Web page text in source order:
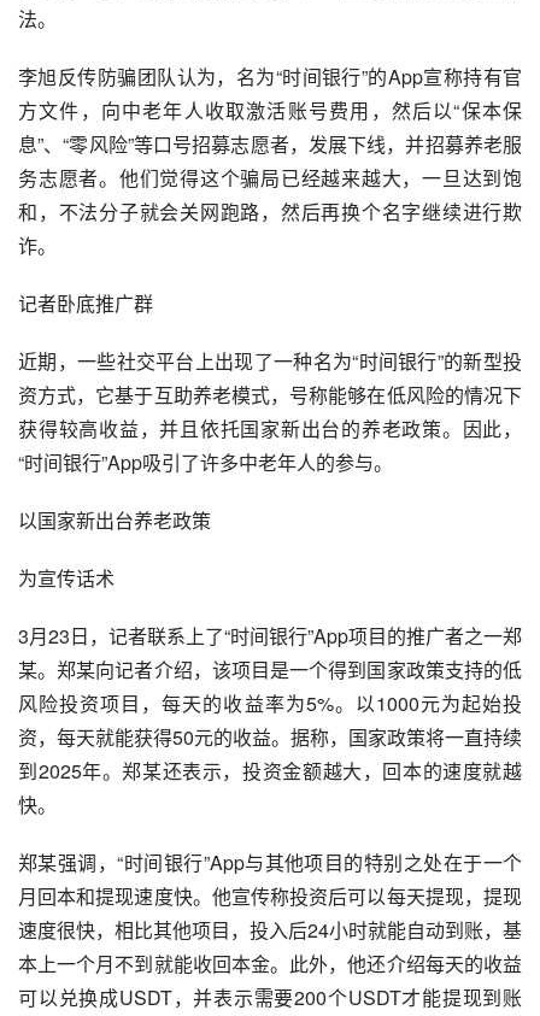
法。
李旭反传防骗团队认为，名为“时间银行”的App宣称持有官
方文件，向中老年人收取激活账号费用，然后以“保本保
息”、“零风险”等口号招募志愿者，发展下线，并招募养老服
务志愿者。他们觉得这个骗局已经越来越大，一旦达到饱
和，不法分子就会关网跑路，然后再换个名字继续进行欺
诈。
记者卧底推广群
近期，一些社交平台上出现了一种名为“时间银行”的新型投
资方式，它基于互助养老模式，号称能够在低风险的情况下
获得较高收益，并且依托国家新出台的养老政策。因此，
“时间银行”App吸引了许多中老年人的参与。
以国家新出台养老政策
为宣传话术
3月23日，记者联系上了“时间银行”App项目的推广者之一郑
某。郑某向记者介绍，该项目是一个得到国家政策支持的低
风险投资项目，每天的收益率为5%。以1000元为起始投
资，每天就能获得50元的收益。据称，国家政策将一直持续
到2025年。郑某还表示，投资金额越大，回本的速度就越
快。
郑某强调，“时间银行”App与其他项目的特别之处在于一个
月回本和提现速度快。他宣传称投资后可以每天提现，提现
速度很快，相比其他项目，投入后24小时就能自动到账，基
本上一个月不到就能收回本金。此外，他还介绍每天的收益
可以兑换成USDT，并表示需要200个USDT才能提现到账